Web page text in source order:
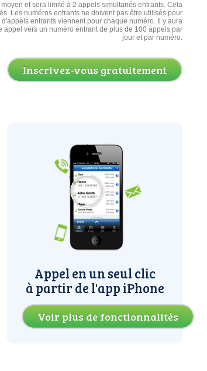
et sera limité à 2 appels simultanés entrants. Cela
Les numéros entrants ne doivent pas être utilisés pour
entrants viennent pour chaque numéro. Il y aura
vers un numéro entrant de plus de 100 appels par
jour et par numéro.
Inscrivez-vous gratuitement
Appel en un seul clic
à partir de l'app iPhone
Voir plus de fonctionnalités